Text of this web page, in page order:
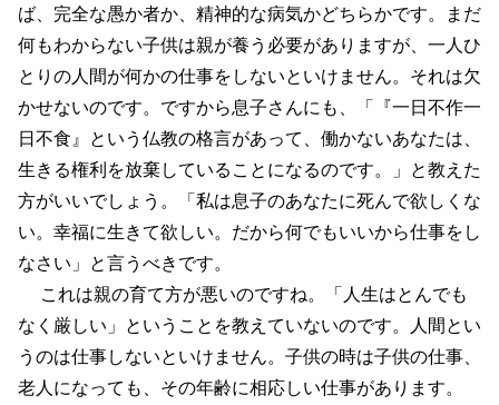
ば、完全な愚か者か、精神的な病気かどちらかです。まだ
何もわからない子供は親が養う必要がありますが、一人ひ
とりの人間が何かの仕事をしないといけません。それは欠
かせないのです。ですから息子さんにも、「『一日不作一
日不食』という仏教の格言があって、働かないあなたは、
生きる権利を放棄していることになるのです。」と教えた
方がいいでしょう。「私は息子のあなたに死んで欲しくな
い。幸福に生きて欲しい。だから何でもいいから仕事をし
なさい」と言うべきです。
これは親の育て方が悪いのですね。「人生はとんでも
なく厳しい」ということを教えていないのです。人間とい
うのは仕事しないといけません。子供の時は子供の仕事、
老人になっても、その年齢に相応しい仕事があります。